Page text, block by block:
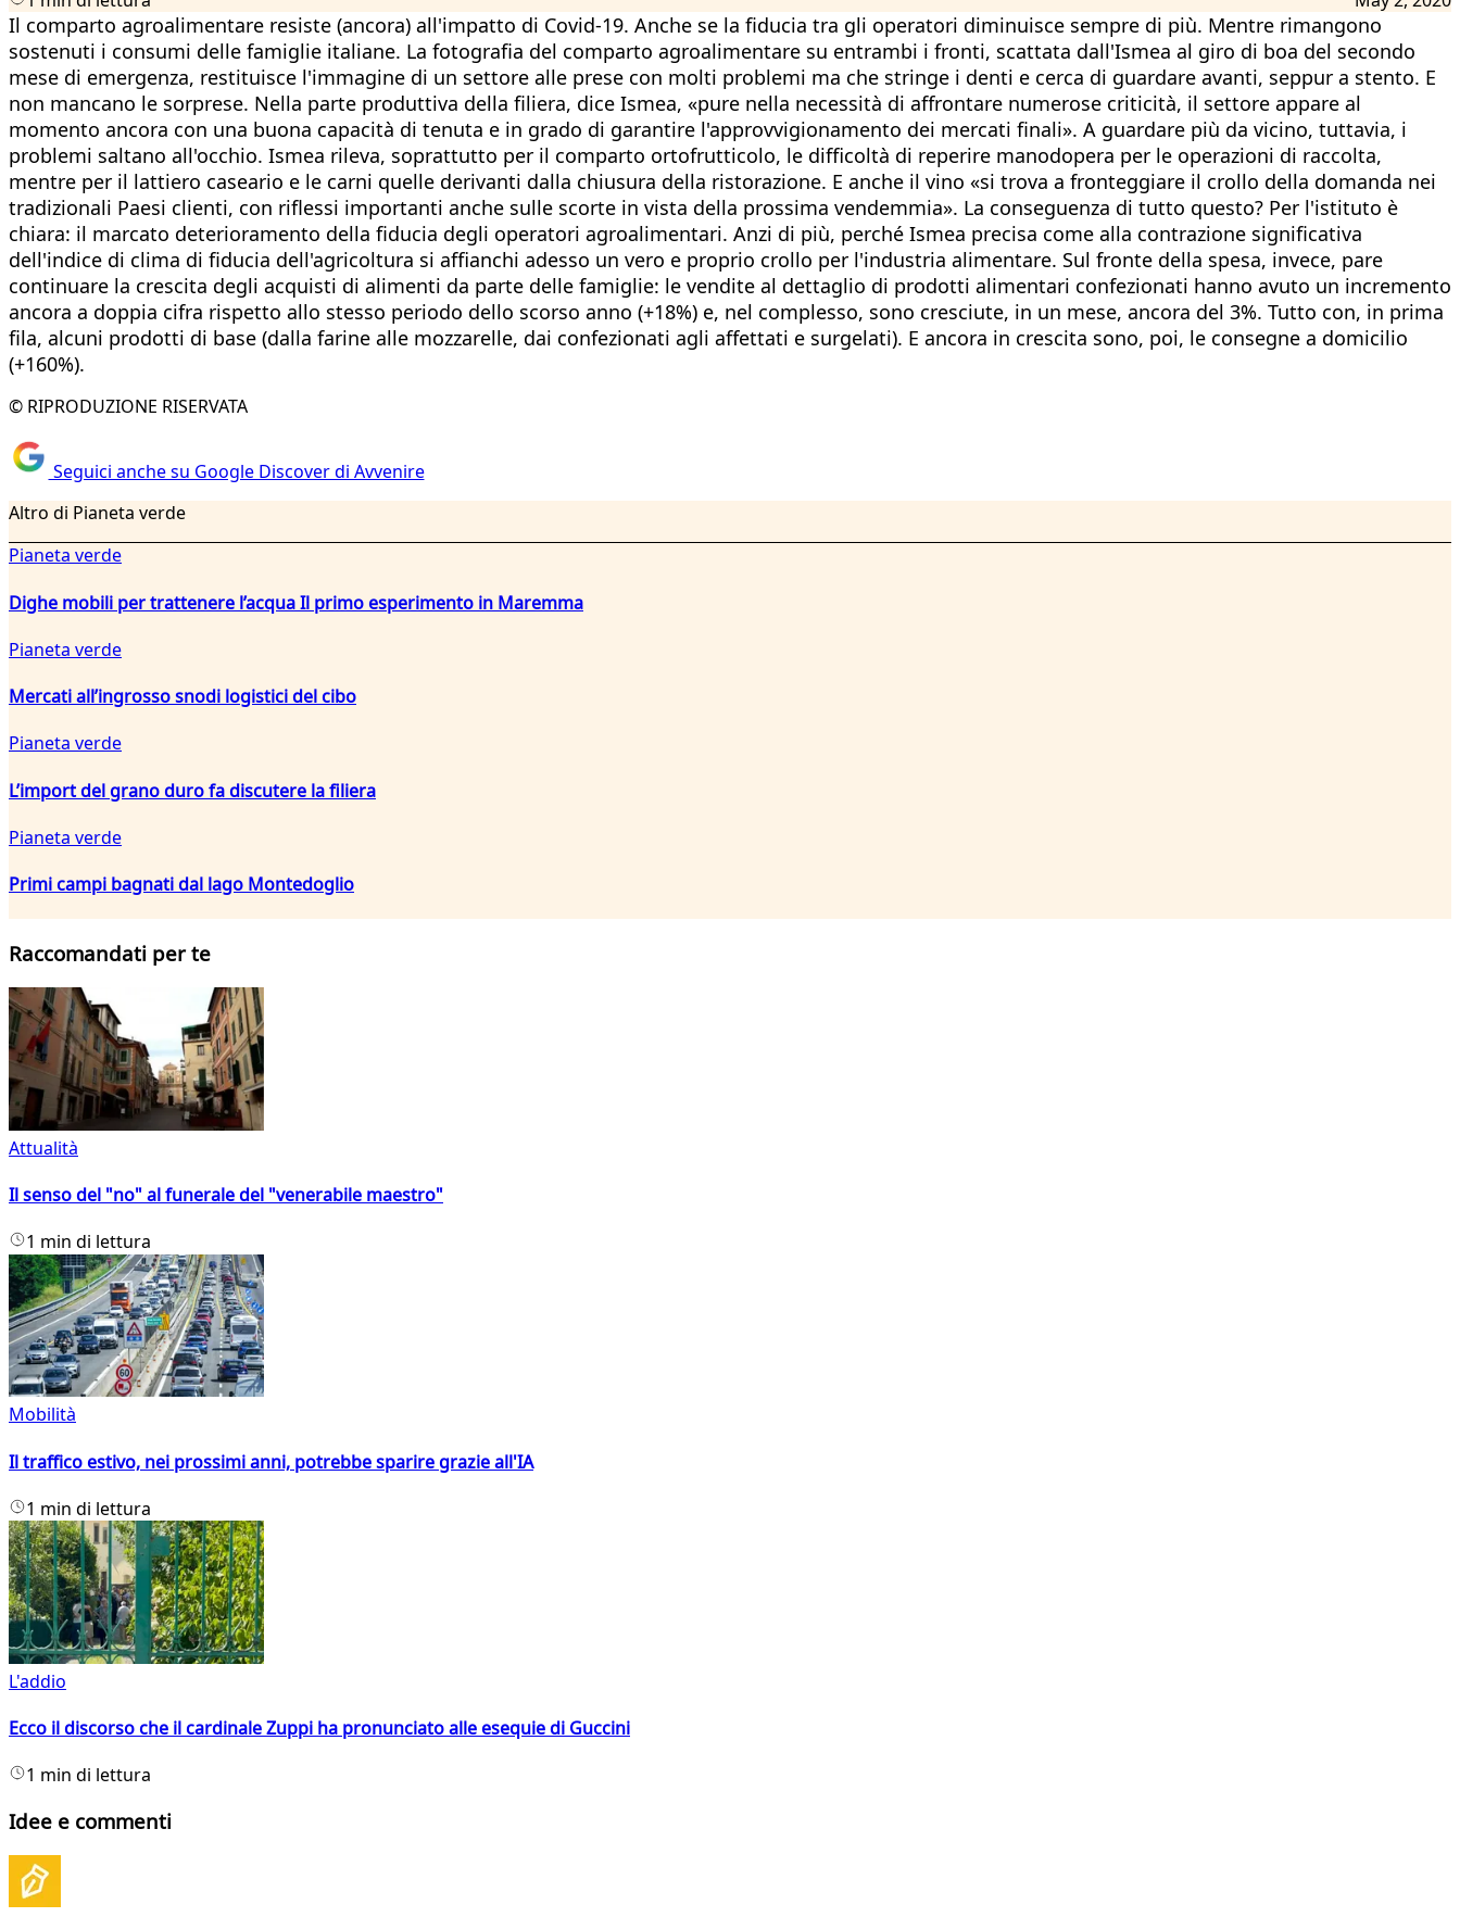
Il comparto agroalimentare resiste (ancora) all'impatto di Covid-19. Anche se la fiducia tra gli operatori diminuisce sempre di più. Mentre rimangono
sostenuti i consumi delle famiglie italiane. La fotografia del comparto agroalimentare su entrambi i fronti, scattata dall'Ismea al giro di boa del secondo
mese di emergenza, restituisce l'immagine di un settore alle prese con molti problemi ma che stringe i denti e cerca di guardare avanti, seppur a stento. E
non mancano le sorprese. Nella parte produttiva della filiera, dice Ismea, «pure nella necessità di affrontare numerose criticità, il settore appare al
momento ancora con una buona capacità di tenuta e in grado di garantire l'approvvigionamento dei mercati finali». A guardare più da vicino, tuttavia, i
problemi saltano all'occhio. Ismea rileva, soprattutto per il comparto ortofrutticolo, le difficoltà di reperire manodopera per le operazioni di raccolta,
mentre per il lattiero caseario e le carni quelle derivanti dalla chiusura della ristorazione. E anche il vino «si trova a fronteggiare il crollo della domanda nei
tradizionali Paesi clienti, con riflessi importanti anche sulle scorte in vista della prossima vendemmia». La conseguenza di tutto questo? Per l'istituto è
chiara: il marcato deterioramento della fiducia degli operatori agroalimentari. Anzi di più, perché Ismea precisa come alla contrazione significativa
dell'indice di clima di fiducia dell'agricoltura si affianchi adesso un vero e proprio crollo per l'industria alimentare. Sul fronte della spesa, invece, pare
continuare la crescita degli acquisti di alimenti da parte delle famiglie: le vendite al dettaglio di prodotti alimentari confezionati hanno avuto un incremento
ancora a doppia cifra rispetto allo stesso periodo dello scorso anno (+18%) e, nel complesso, sono cresciute, in un mese, ancora del 3%. Tutto con, in prima
fila, alcuni prodotti di base (dalla farine alle mozzarelle, dai confezionati agli affettati e surgelati). E ancora in crescita sono, poi, le consegne a domicilio
(+160%).
© RIPRODUZIONE RISERVATA
Seguici anche su Google Discover di Avvenire
Altro di Pianeta verde
Pianeta verde
Dighe mobili per trattenere l’acqua Il primo esperimento in Maremma
Pianeta verde
Mercati all’ingrosso snodi logistici del cibo
Pianeta verde
L’import del grano duro fa discutere la filiera
Pianeta verde
Primi campi bagnati dal lago Montedoglio
Raccomandati per te
Attualità
Il senso del "no" al funerale del "venerabile maestro"
1 min di lettura
Mobilità
Il traffico estivo, nei prossimi anni, potrebbe sparire grazie all'IA
1 min di lettura
L'addio
Ecco il discorso che il cardinale Zuppi ha pronunciato alle esequie di Guccini
1 min di lettura
Idee e commenti